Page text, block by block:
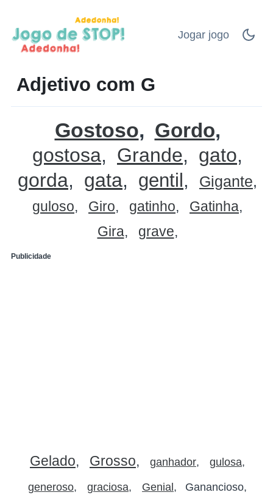
Jogar jogo
Adjetivo com G
Gostoso Gordo
gostosa Grande
gato
gorda
gata gentil Gigante
guloso Giro gatinho
Gatinha
Gira
grave
Publicidade
Gelado Grosso ganhador gulosa
generoso graciosa Genial Ganancioso